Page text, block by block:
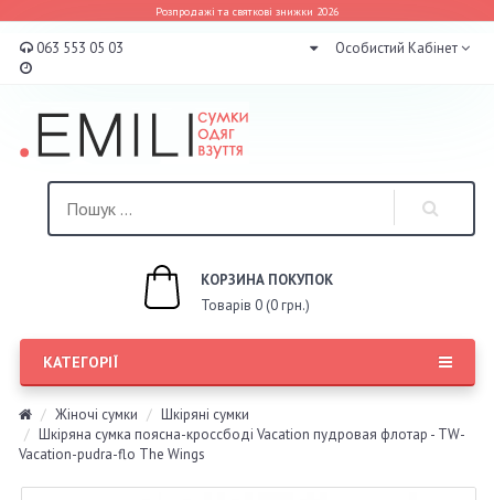
Розпродажі та святкові знижки 2026
063 553 05 03 Особистий Кабінет
КОРЗИНА ПОКУПОК
Товарів 0 (0 грн.)
КАТЕГОРІЇ
Жіночі сумки
Шкіряні сумки
Шкіряна сумка поясна-кроссбоді Vacation пудровая флотар - TW-
Vacation-pudra-flo The Wings